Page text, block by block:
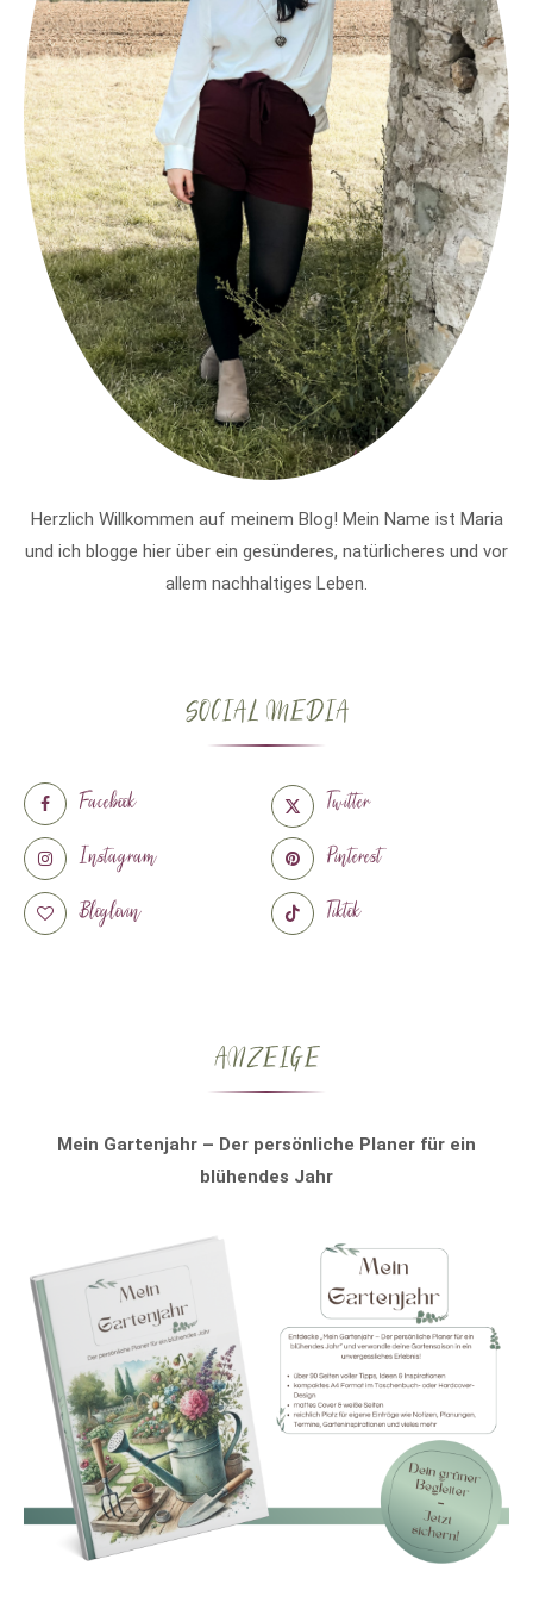
Herzlich Willkommen auf meinem Blog! Mein Name ist Maria
und ich blogge hier über ein gesünderes, natürlicheres und vor
allem nachhaltiges Leben.
SOCIAL MEDIA
Facebook
Twitter
Instagram
Pinterest
Bloglovin
Tiktok
ANZEIGE
Mein Gartenjahr – Der persönliche Planer für ein
blühendes Jahr